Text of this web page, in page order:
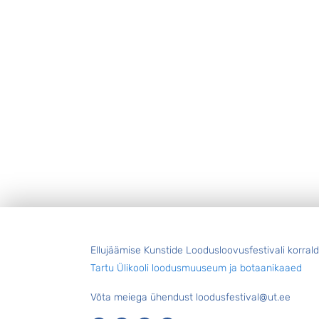
Ellujäämise Kunstide Loodusloovusfestivali
Tartu Ülikooli loodusmuuseum ja botaanikaaed
Võta meiega ühendust loodusfestival@ut.ee